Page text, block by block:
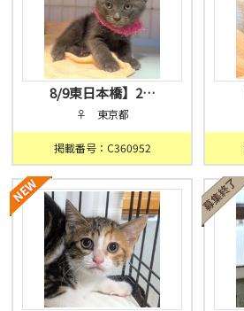
8/9東日本橋】2…
♀ 東京都
掲載番号：C360952